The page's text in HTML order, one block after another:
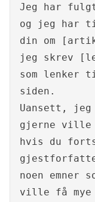
Jeg har
og jeg har
din om
jeg skrev
som lenker
siden.
Uansett,
gjerne ville
hvis du
noen emner
ville få